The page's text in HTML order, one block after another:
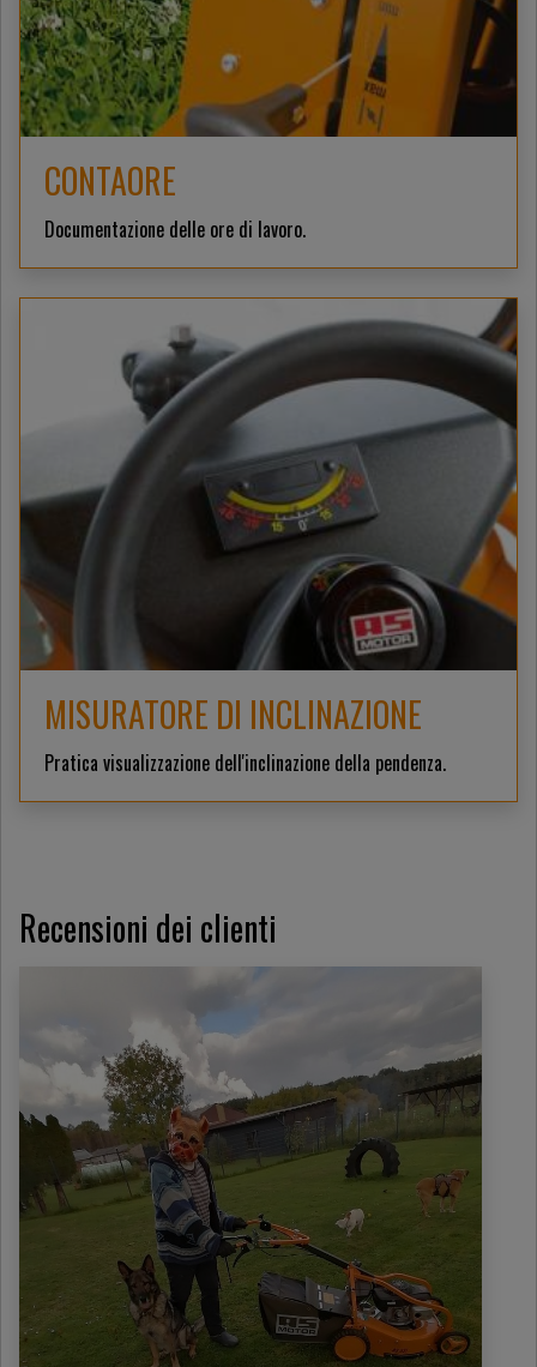
CONTAORE
Documentazione delle ore di lavoro.
MISURATORE DI INCLINAZIONE
Pratica visualizzazione dell'inclinazione della pendenza.
Recensioni dei clienti